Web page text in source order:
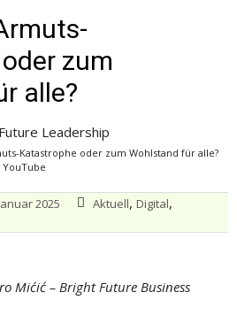
zum
alle?
Katastrophe oder zum Wohlstand für alle?
YouTube
2025 Aktuell, Digital,
Mićić – Bright Future Business